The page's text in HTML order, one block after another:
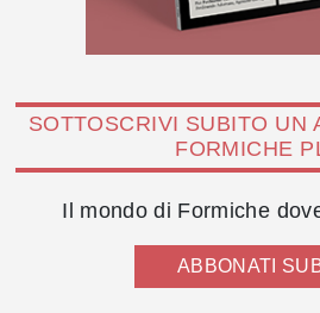
SOTTOSCRIVI SUBITO UN
FORMICHE
Il mondo di Formiche
ABBONATI